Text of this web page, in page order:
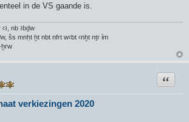
in de VS gaande is.
nb ꜣbḏw
šs mnḥt ḫt nbt nfrt wꜥbt ꜥnḫt nṯr ỉm
ḫrw
verkiezingen 2020
Citeer